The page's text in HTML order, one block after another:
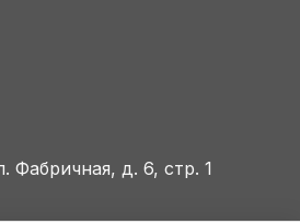
Фабричная, д. 6, стр. 1